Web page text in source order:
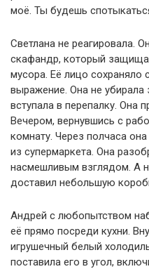
моё. Ты будешь
Светлана не реагировала.
скафандр, который
мусора. Её лицо сохраняло
выражение. Она не убирала
вступала в перепалку. Она
Вечером, вернувшись с
комнату. Через полчаса
из супермаркета. Она
насмешливым взглядом. А
доставил небольшую
Андрей с любопытством
её прямо посреди кухни.
игрушечный белый
поставила его в угол,